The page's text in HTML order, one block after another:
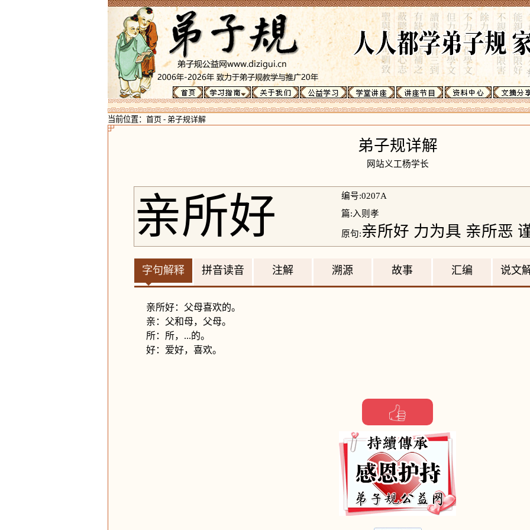
当前位置： 首页 - 弟子规详解
弟子规详解
网站义工杨学长
亲所好
编号:0207A
篇:入则孝
原句:亲所好 力为具 亲所恶
字句解释 拼音读音 注解 溯源 故事 汇编 说文
亲所好：父母喜欢的。
亲：父和母，父母。
所：所，...的。
好：爱好，喜欢。